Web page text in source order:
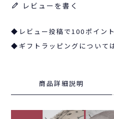
レビューを書く
◆レビュー投稿で100ポイン
◆ギフトラッピングについて
商品詳細説明